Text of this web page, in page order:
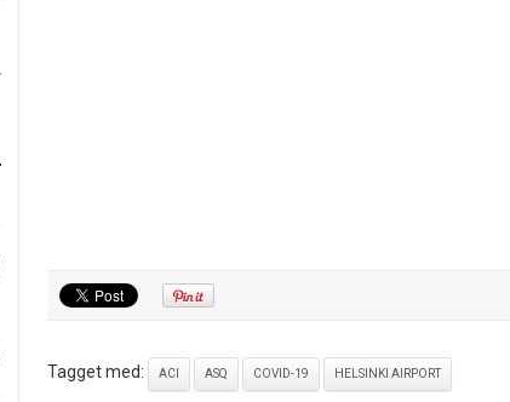
Tagget med: ACI ASQ COVID-19 HELSINKI AIRPORT